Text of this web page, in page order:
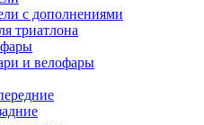
с дополнениями
триатлона
и велофары